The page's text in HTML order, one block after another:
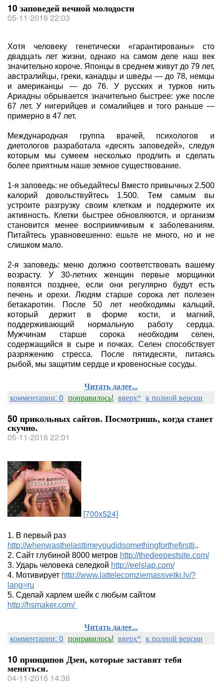
10 заповедей вечной молодости
05-11-2016 22:03
Хотя человеку генетически «гарантированы» сто
двадцать лет жизни, однако на самом деле наш век
значительно короче. Японцы в среднем живут до 79 лет,
австралийцы, греки, канадцы и шведы — до 78, немцы
и американцы — до 76. У русских и турков нить
Ариадны обрывается значительно быстрее: уже после
67 лет. У нигерийцев и сомалийцев и того раньше —
примерно в 47 лет.
Международная группа врачей, психологов и
диетологов разработала «десять заповедей», следуя
которым мы сумеем несколько продлить и сделать
более приятным наше земное существование.
1-я заповедь: не объедайтесь! Вместо привычных 2.500
калорий довольствуйтесь 1.500. Тем самым вы
устроите разгрузку своим клеткам и поддержите их
активность. Клетки быстрее обновляются, и организм
становится менее восприимчивым к заболеваниям.
Питайтесь уравновешенно: ешьте не много, но и не
слишком мало.
2-я заповедь: меню должно соответствовать вашему
возрасту. У 30-летних женщин первые морщинки
появятся позднее, если они регулярно будут есть
печень и орехи. Людям старше сорока лет полезен
бетакаротин. После 50 лет необходимы кальций,
который держит в форме кости, и магний,
поддерживающий нормальную работу сердца.
Мужчинам старше сорока необходим селен,
содержащийся в сыре и почках. Селен способствует
разряжению стресса. После пятидесяти, питаясь
рыбой, мы защитим сердце и кровеносные сосуды.
Читать далее...
комментарии: 0 понравилось! вверх^ к полной версии
50 прикольных сайтов. Посмотришь, когда станет
скучно.
05-11-2016 22:01
[700x524]
1. В первый раз
http://whenwasthelasttimeyoudidsomethingforthefirstti..
2. Сайт глубиной 8000 метров http://thedeepestsite.com/
3. Ударь человека селедкой http://eelslap.com/
4. Мотивирует http://www.lattelecomziemassvetki.lv/?
lang=ru
5. Сделай харлем шейк с любым сайтом
http://hsmaker.com/
Читать далее...
комментарии: 0 понравилось! вверх^ к полной версии
10 принципов Дзен, которые заставят тебя
меняться.
04-11-2016 14:36